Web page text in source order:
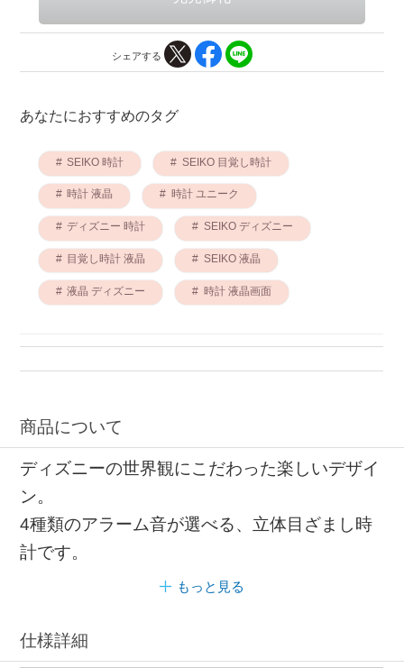
シェアする
あなたにおすすめのタグ
SEIKO 時計 SEIKO 目覚し時計
時計 液晶 時計 ユニーク
ディズニー 時計 SEIKO ディズニー
目覚し時計 液晶 SEIKO 液晶
液晶 ディズニー 時計 液晶画面
商品について
ディズニーの世界観にこだわった楽しいデザイ
ン。
4種類のアラーム音が選べる、立体目ざまし時
計です。
もっと見る
仕様詳細